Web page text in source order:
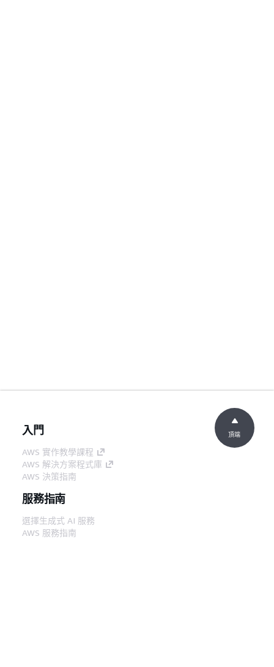
入門
AWS 實作教學課程
AWS 解決方案程式庫
AWS 決策指南
服務指南
選擇生成式 AI 服務
AWS 服務指南
頂端